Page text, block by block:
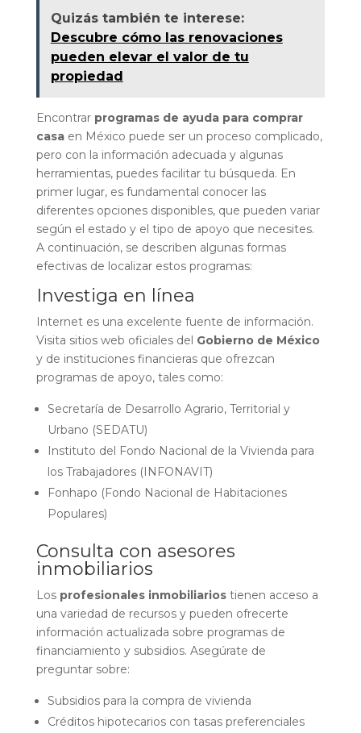
Quizás también te interese:
Descubre cómo las renovaciones
pueden elevar el valor de tu
propiedad
Encontrar programas de ayuda para comprar
casaen México puede ser un proceso complicado,
pero con la información adecuada y algunas
herramientas, puedes facilitar tu búsqueda. En
primer lugar, es fundamental conocer las
diferentes opciones disponibles, que pueden variar
según el estado y el tipo de apoyo que necesites.
A continuación, se describen algunas formas
efectivas de localizar estos programas:
Investiga en línea
Internet es una excelente fuente de información.
Visita sitios web oficiales del Gobierno de México
y de instituciones financieras que ofrezcan
programas de apoyo, tales como:
Secretaría de Desarrollo Agrario, Territorial y
Urbano (SEDATU)
Instituto del Fondo Nacional de la Vivienda para
los Trabajadores (INFONAVIT)
Fonhapo (Fondo Nacional de Habitaciones
Populares)
Consulta con asesores
inmobiliarios
Los profesionales inmobiliariostienen acceso a
una variedad de recursos y pueden ofrecerte
información actualizada sobre programas de
financiamiento y subsidios. Asegúrate de
preguntar sobre:
Subsidios para la compra de vivienda
Créditos hipotecarios con tasas preferenciales